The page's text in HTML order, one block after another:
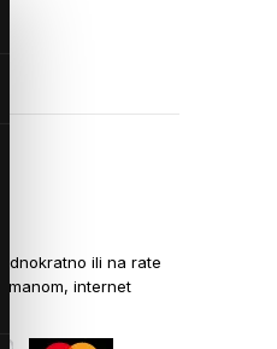
ili na rate
internet